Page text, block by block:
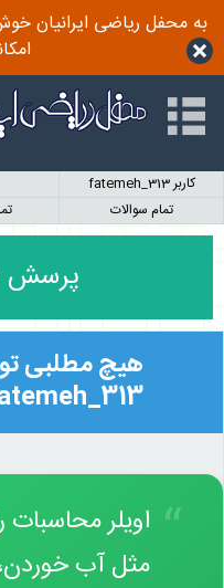
به محفل ریاضی ایرانیان
کاربر fatemeh_313
تمام سوالات
پرسش
هیچ مطلبی
“ اویلر محاسبات
مثل آب